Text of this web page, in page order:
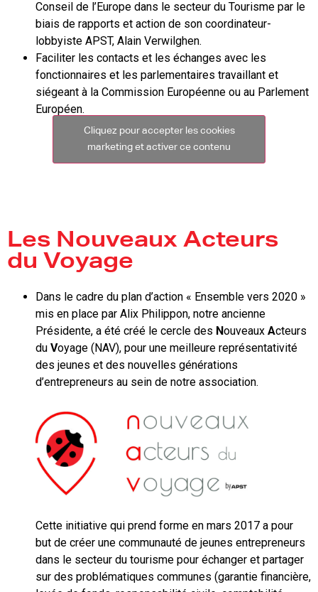
Conseil de l’Europe dans le secteur du Tourisme par le
biais de rapports et action de son coordinateur-
lobbyiste APST, Alain Verwilghen.
Faciliter les contacts et les échanges avec les
fonctionnaires et les parlementaires travaillant et
siégeant à la Commission Européenne ou au Parlement
Européen.
Cliquez pour accepter les cookies
marketing et activer ce contenu
Les Nouveaux Acteurs
du Voyage
Dans le cadre du plan d’action « Ensemble vers 2020 »
mis en place par Alix Philippon, notre ancienne
Présidente, a été créé le cercle des Nouveaux Acteurs
du Voyage (NAV), pour une meilleure représentativité
des jeunes et des nouvelles générations
d’entrepreneurs au sein de notre association.
Cette initiative qui prend forme en mars 2017 a pour
but de créer une communauté de jeunes entrepreneurs
dans le secteur du tourisme pour échanger et partager
sur des problématiques communes (garantie financière,